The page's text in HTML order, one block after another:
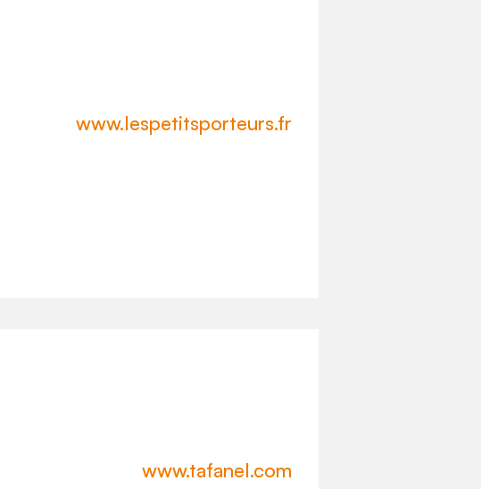
www.lespetitsporteurs.fr
www.tafanel.com